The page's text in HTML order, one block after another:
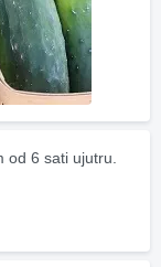
6 sati ujutru.